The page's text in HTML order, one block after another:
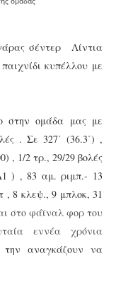
σέντερ Λίντια
κυπέλλου με
στην ομάδα μας με
. Σε 327΄ (36.3΄) ,
, 1/2 τρ., 29/29 βολές
) , 83 αμ. ριμπ.- 13
, 8 κλεψ., 9 μπλοκ, 31
στο φάϊναλ φορ του
εννέα χρόνια
την αναγκάζουν να